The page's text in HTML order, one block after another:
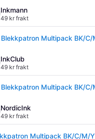
Inkmann
49 kr frakt
InkClub
49 kr frakt
NordicInk
49 kr frakt
Multipack BK/C/M/Y